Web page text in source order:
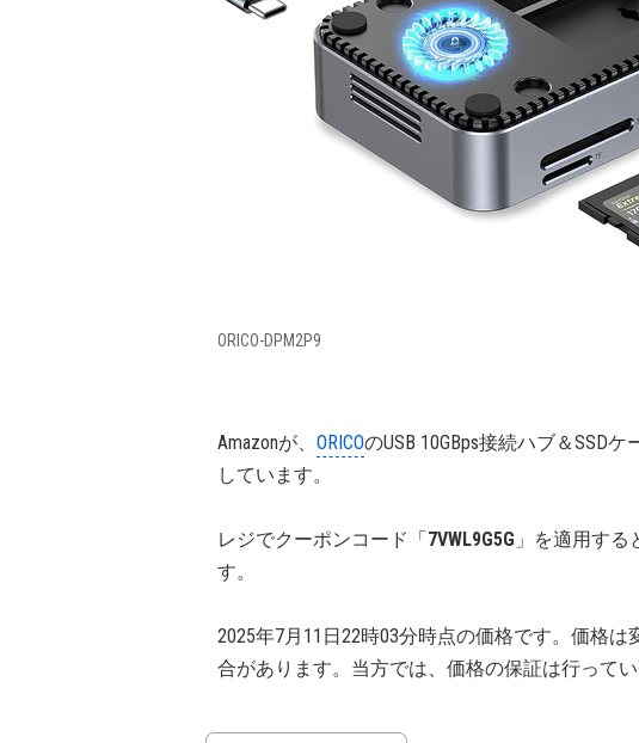
ORICO-DPM2P9
Amazonが、 ORICOのUSB 10GBps接続ハブ＆SSDケ
しています。
レジでクーポンコード「7VWL9G5G 」を適用する
す。
2025年7月11日22時03分時点の価格です。価格
合があります。当方では、価格の保証は行ってい